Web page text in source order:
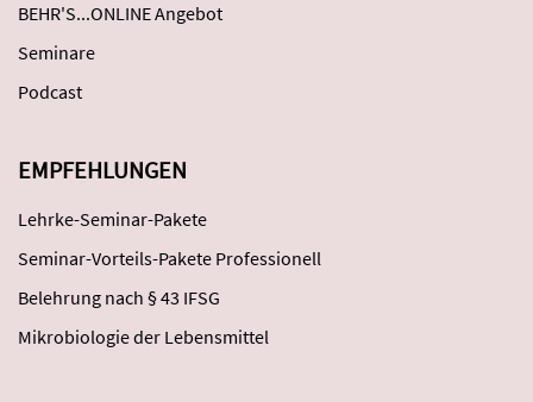
BEHR'S...ONLINE Angebot
Seminare
Podcast
EMPFEHLUNGEN
Lehrke-Seminar-Pakete
Seminar-Vorteils-Pakete Professionell
Belehrung nach § 43 IFSG
Mikrobiologie der Lebensmittel